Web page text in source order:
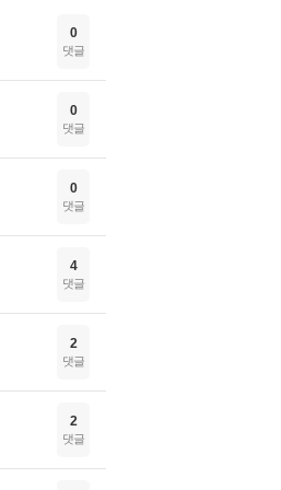
0
댓글
0
댓글
0
댓글
4
댓글
2
댓글
2
댓글